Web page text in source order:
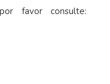
favor consulte: